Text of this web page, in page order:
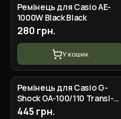
Ремінець для Casio AE-
1000W Black Black
280 грн.
У кошик
Ремінець для Casio G-
Shock GA-100/110 Transl-
Red-Blue SI
445 грн.